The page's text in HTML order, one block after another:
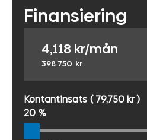
Finansiering
4,118 kr/mån
398 750 kr
Kontantinsats ( 79,750 kr )
20 %